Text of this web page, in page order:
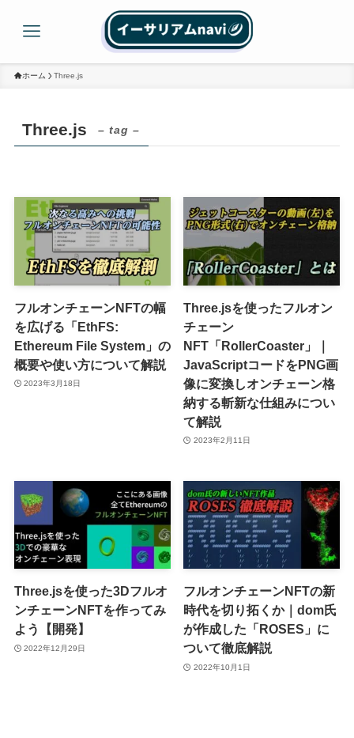
ホーム Three.js
Three.js – tag –
フルオンチェーンNFTの幅
を広げる「EthFS:
Ethereum File System」の
概要や使い方について解説
2023年3月18日
Three.jsを使ったフルオン
チェーン
NFT「RollerCoaster」｜
JavaScriptコードをPNG画
像に変換しオンチェーン格
納する斬新な仕組みについ
て解説
2023年2月11日
Three.jsを使った3Dフルオ
ンチェーンNFTを作ってみ
よう【開発】
2022年12月29日
フルオンチェーンNFTの新
時代を切り拓くか｜dom氏
が作成した「ROSES」に
ついて徹底解説
2022年10月1日